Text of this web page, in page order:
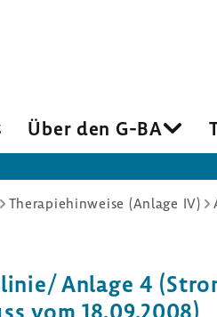
Über den G-BA
Therapiehinweise (Anlage IV)
Anlage 4
vom 18.09.2008)